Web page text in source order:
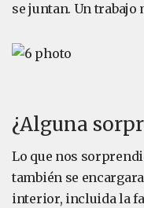
se juntan. Un trabajo
¿Alguna
Lo que nos
también se
interior, incluida la